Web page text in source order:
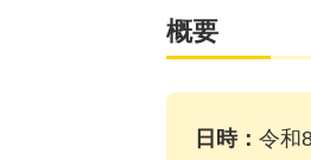
概要
日時： 令和